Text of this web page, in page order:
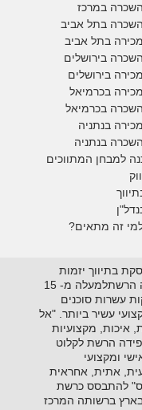
במרכז
בתל אביב
בתל אביב
בירושלים
בירושלים
בכרמיאל
בכרמיאל
בנתניה
בנתניה
למבחן המתווכים
למי זה מתאים?
נוסדה בשנת 1995 ועוסקת בתיווך יזמות
ושיווק נדל"ן על סוגיו השונים. כיום מונה הרשתלמעלה מ- 15
עשרות סוכנים
עשיר ביותר. "אל
איכות, מקצועיות
הרשת לקלוט
ומקצועי
אתית, אחראית
להתבסס כרשת
בארץ ברשותה המרכז